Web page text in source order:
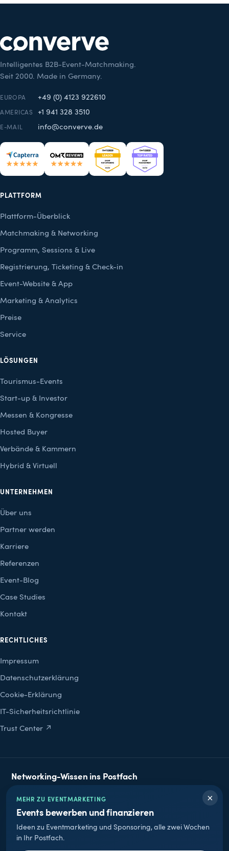
×
MEHR ZU EVENTMARKETING
Events bewerben und finanzieren
Ideen zu Eventmarketing und Sponsoring, alle zwei Wochen
in Ihr Postfach.
Intelligentes B2B-Event-Matchmaking.
Seit 2000. Made in Germany.
EUROPA +49 (0) 4123 922610
AMERICAS +1 941 328 3510
E-MAIL info@converve.de
PLATTFORM
Plattform-Überblick
Matchmaking & Networking
Programm, Sessions & Live
Registrierung, Ticketing & Check-in
Event-Website & App
Marketing & Analytics
Preise
Service
LÖSUNGEN
Tourismus-Events
Start-up & Investor
Messen & Kongresse
Hosted Buyer
Verbände & Kammern
Hybrid & Virtuell
UNTERNEHMEN
Über uns
Partner werden
Karriere
Referenzen
Event-Blog
Case Studies
Kontakt
RECHTLICHES
Impressum
Datenschutzerklärung
Cookie-Erklärung
IT-Sicherheitsrichtlinie
Trust Center ↗
Networking-Wissen ins Postfach
Praxis-Tipps zu B2B-Matchmaking & Event-Networking.
Kein Spam, jederzeit abbestellbar.
E-Mail-Adresse